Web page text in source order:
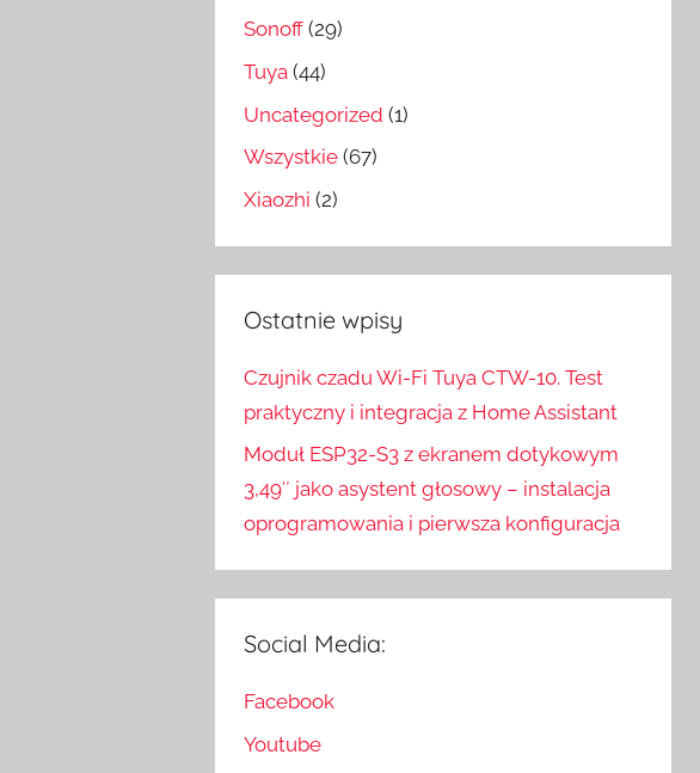
Sonoff (29)
Tuya (44)
Uncategorized (1)
Wszystkie (67)
Xiaozhi (2)
Ostatnie wpisy
Czujnik czadu Wi-Fi Tuya CTW-10. Test
praktyczny i integracja z Home Assistant
Moduł ESP32-S3 z ekranem dotykowym
3,49″ jako asystent głosowy – instalacja
oprogramowania i pierwsza konfiguracja
Social Media:
Facebook
Youtube